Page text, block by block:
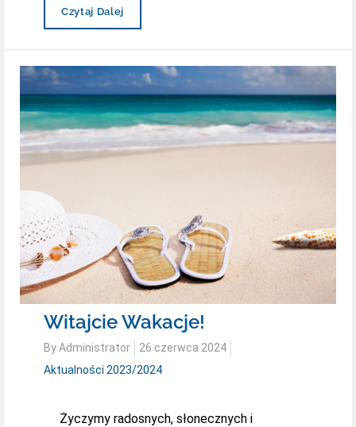
Zbiórka
Fabianka
Czytaj Dalej
Witajcie Wakacje!
ByAdministrator
Posted
on
26 czerwca 2024
Aktualności 2023/2024
Życzymy radosnych, słonecznych i